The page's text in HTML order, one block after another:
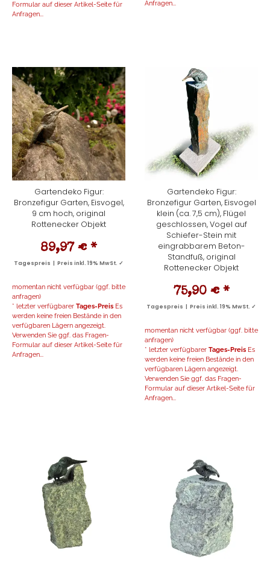
Formular auf dieser Artikel-Seite für
Anfragen...
Anfragen...
Gartendeko Figur:
Bronzefigur Garten, Eisvogel,
9 cm hoch, original
Rottenecker Objekt
89,97 € *
Tagespreis | Preis inkl. 19% MwSt. ✓
momentan nicht verfügbar (ggf. bitte
anfragen)
* letzter verfügbarer Tages-Preis Es
werden keine freien Bestände in den
verfügbaren Lägern angezeigt.
Verwenden Sie ggf. das Fragen-
Formular auf dieser Artikel-Seite für
Anfragen...
Gartendeko Figur:
Bronzefigur Garten, Eisvogel
klein (ca. 7,5 cm), Flügel
geschlossen, Vogel auf
Schiefer-Stein mit
eingrabbarem Beton-
Standfuß, original
Rottenecker Objekt
75,90 € *
Tagespreis | Preis inkl. 19% MwSt. ✓
momentan nicht verfügbar (ggf. bitte
anfragen)
* letzter verfügbarer Tages-Preis Es
werden keine freien Bestände in den
verfügbaren Lägern angezeigt.
Verwenden Sie ggf. das Fragen-
Formular auf dieser Artikel-Seite für
Anfragen...